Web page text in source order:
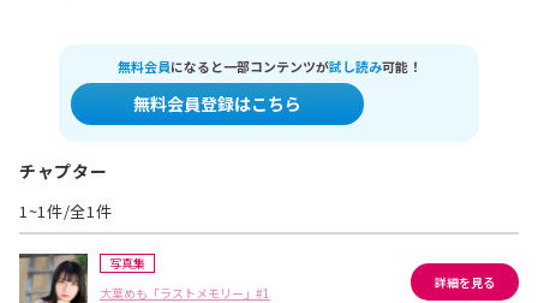
無料会員になると一部コンテンツが試し読み可能！
無料会員登録はこちら
チャプター
1~1件/全1件
写真集
大葉めも「ラストメモリー」#1
詳細を見る